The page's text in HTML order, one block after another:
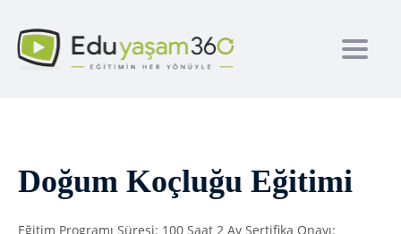
Doğum Koçluğu Eğitimi
Eğitim Programı Süresi: 100 Saat 2 Ay Sertifika Onayı: